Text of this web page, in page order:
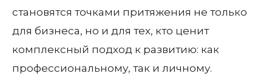
становятся точками притяжения не только
для бизнеса, но и для тех, кто ценит
комплексный подход к развитию: как
профессиональному, так и личному.